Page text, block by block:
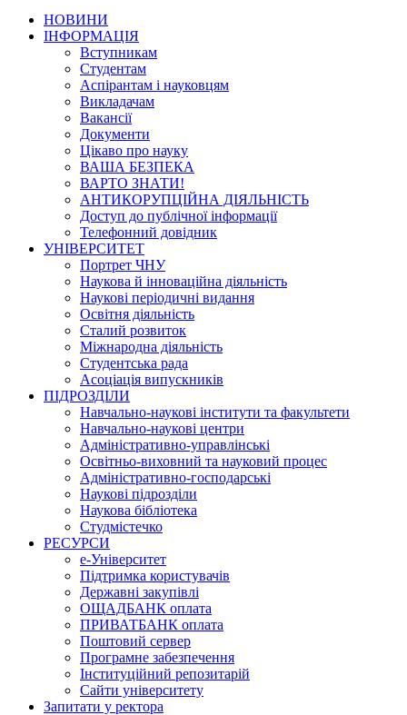
НОВИНИ
ІНФОРМАЦІЯ
Вступникам
Студентам
Аспірантам і науковцям
Викладачам
Вакансії
Документи
Цікаво про науку
ВАША БЕЗПЕКА
ВАРТО ЗНАТИ!
АНТИКОРУПЦІЙНА ДІЯЛЬНІСТЬ
Доступ до публічної інформації
Телефонний довідник
УНІВЕРСИТЕТ
Портрет ЧНУ
Наукова й інноваційна діяльність
Наукові періодичні видання
Освітня діяльність
Сталий розвиток
Міжнародна діяльність
Студентська рада
Асоціація випускників
ПІДРОЗДІЛИ
Навчально-наукові інститути та факультети
Навчально-наукові центри
Адміністративно-управлінські
Освітньо-виховний та науковий процес
Адміністративно-господарські
Наукові підрозділи
Наукова бібліотека
Студмістечко
РЕСУРСИ
е-Університет
Підтримка користувачів
Державні закупівлі
ОЩАДБАНК оплата
ПРИВАТБАНК оплата
Поштовий сервер
Програмне забезпечення
Інституційний репозитарій
Сайти університету
Запитати у ректора